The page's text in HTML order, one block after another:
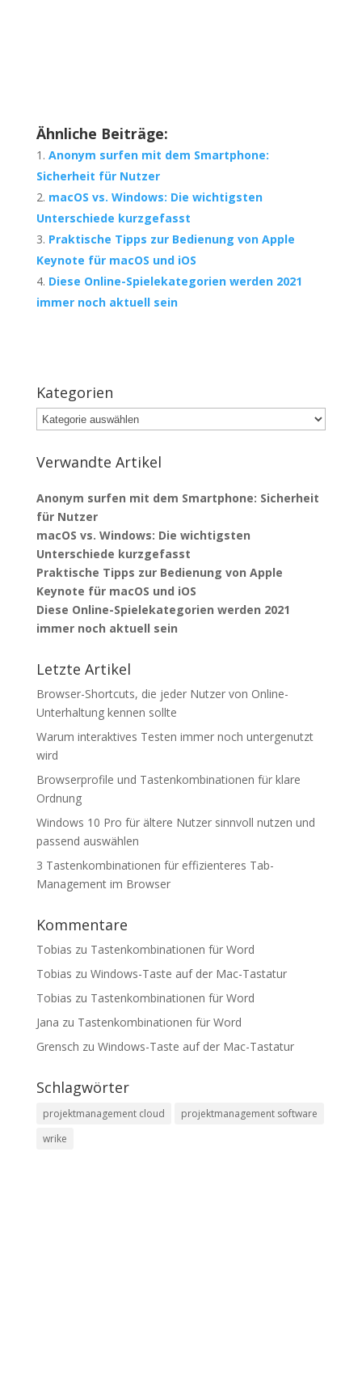
Ähnliche Beiträge:
Anonym surfen mit dem Smartphone:
Sicherheit für Nutzer
macOS vs. Windows: Die wichtigsten
Unterschiede kurzgefasst
Praktische Tipps zur Bedienung von Apple
Keynote für macOS und iOS
Diese Online-Spielekategorien werden 2021
immer noch aktuell sein
Kategorien
Kategorien
Verwandte Artikel
Anonym surfen mit dem Smartphone: Sicherheit
für Nutzer
macOS vs. Windows: Die wichtigsten
Unterschiede kurzgefasst
Praktische Tipps zur Bedienung von Apple
Keynote für macOS und iOS
Diese Online-Spielekategorien werden 2021
immer noch aktuell sein
Letzte Artikel
Browser-Shortcuts, die jeder Nutzer von Online-
Unterhaltung kennen sollte
Warum interaktives Testen immer noch untergenutzt
wird
Browserprofile und Tastenkombinationen für klare
Ordnung
Windows 10 Pro für ältere Nutzer sinnvoll nutzen und
passend auswählen
3 Tastenkombinationen für effizienteres Tab-
Management im Browser
Kommentare
Tobias zu Tastenkombinationen für Word
Tobias zu Windows-Taste auf der Mac-Tastatur
Tobias zu Tastenkombinationen für Word
Jana zu Tastenkombinationen für Word
Grensch zu Windows-Taste auf der Mac-Tastatur
Schlagwörter
projektmanagement cloud
projektmanagement software
wrike